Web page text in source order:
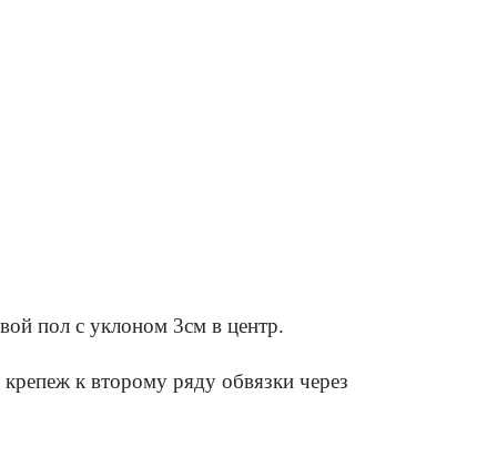
пол с уклоном 3см в центр.
к второму ряду обвязки через